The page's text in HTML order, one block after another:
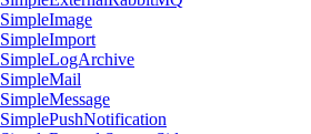
SimpleImage
SimpleImport
SimpleLogArchive
SimpleMail
SimpleMessage
SimplePushNotification